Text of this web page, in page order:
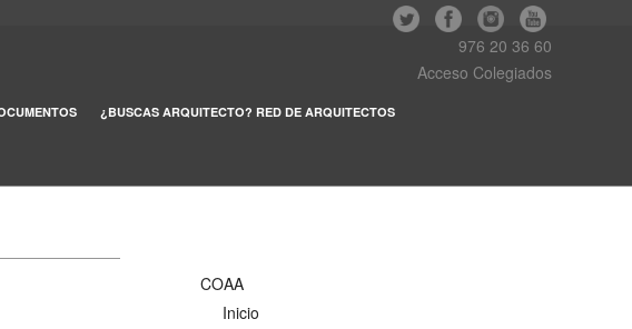
976 20 36 60
Acceso Colegiados
¿BUSCAS ARQUITECTO? RED DE ARQUITECTOS
COAA
Inicio